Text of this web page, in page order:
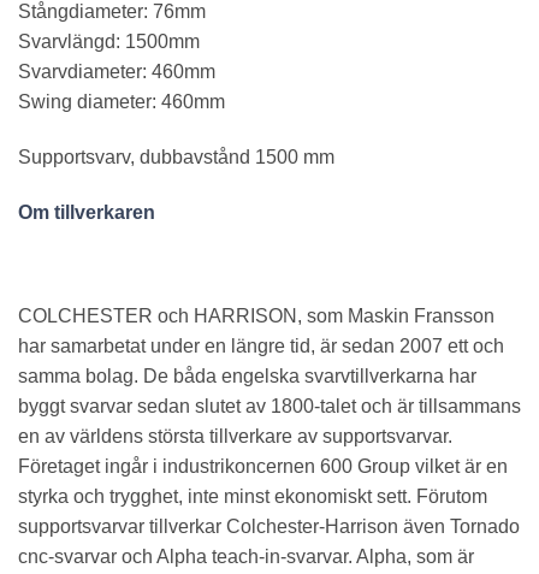
Stångdiameter: 76mm
Svarvlängd: 1500mm
Svarvdiameter: 460mm
Swing diameter: 460mm
Supportsvarv, dubbavstånd 1500 mm
Om tillverkaren
COLCHESTER och HARRISON, som Maskin Fransson
har samarbetat under en längre tid, är sedan 2007 ett och
samma bolag. De båda engelska svarvtillverkarna har
byggt svarvar sedan slutet av 1800-talet och är tillsammans
en av världens största tillverkare av supportsvarvar.
Företaget ingår i industrikoncernen 600 Group vilket är en
styrka och trygghet, inte minst ekonomiskt sett. Förutom
supportsvarvar tillverkar Colchester-Harrison även Tornado
cnc-svarvar och Alpha teach-in-svarvar. Alpha, som är